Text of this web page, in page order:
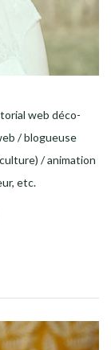
web déco-
/ blogueuse
/ animation
etc.